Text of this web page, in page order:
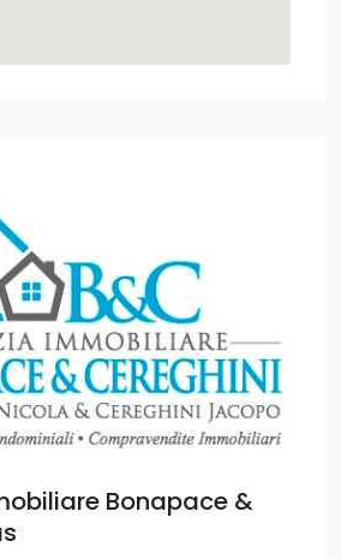
Bonapace &